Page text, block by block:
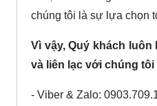
chúng tôi là sự lựa chọn
Vì vậy, Quý khách
và liên lạc với chúng tôi
- Viber & Zalo: